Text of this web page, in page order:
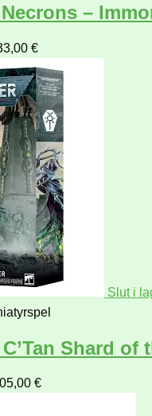
–
€
Slut i
Shard of
€